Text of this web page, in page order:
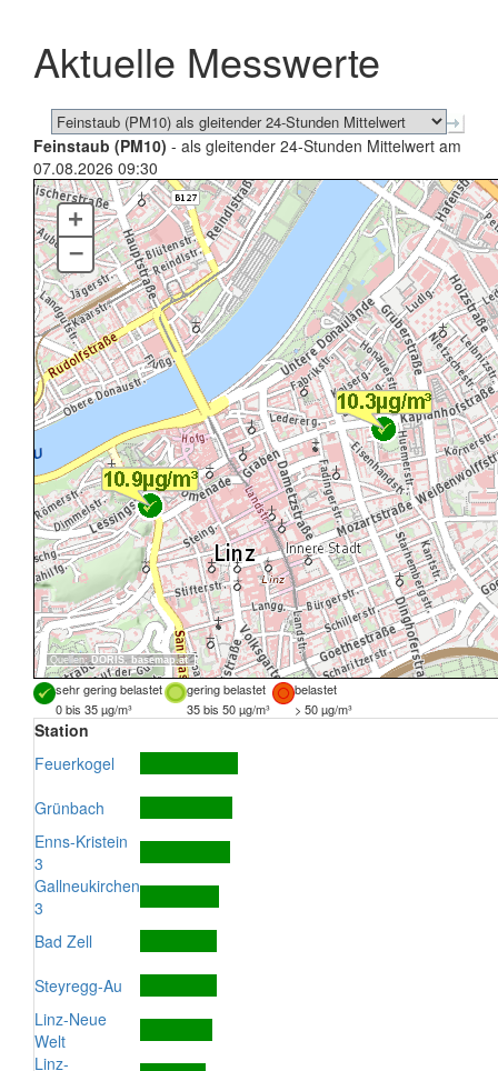
schließen
Aktuelle Messwerte
Feinstaub (PM10) - als gleitender 24-Stunden Mittelwert am
07.08.2026 09:30
Quellen:DORIS, basemap.at
+
–
sehr gering belastet gering belastet
belastet
0 bis 35 µg/m³
35 bis 50 µg/m³ > 50 µg/m³
Station
Feuerkogel
Grünbach
Enns-Kristein
3
Gallneukirchen
3
Bad Zell
Steyregg-Au
Linz-Neue
Welt
Linz-